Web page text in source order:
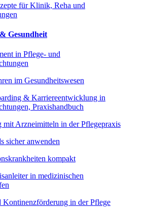
für Klinik, Reha und
Gesundheit
in Pflege- und
im Gesundheitswesen
& Karriereentwicklung in
Praxishandbuch
mit Arzneimitteln in der Pflegepraxis
sicher anwenden
kompakt
in medizinischen
Kontinenzförderung in der Pflege